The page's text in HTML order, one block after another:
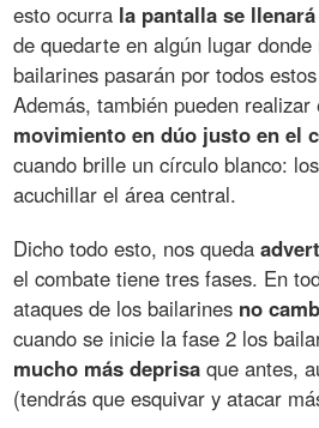
esto ocurra la pantalla se
de quedarte en algún lugar
bailarines pasarán por todos
Además, también pueden realizar
movimiento en dúo justo en el
cuando brille un círculo blanco:
acuchillar el área central.
Dicho todo esto, nos queda
el combate tiene tres fases. En
ataques de los bailarines no
cuando se inicie la fase 2 los
mucho más deprisa que antes,
(tendrás que esquivar y atacar